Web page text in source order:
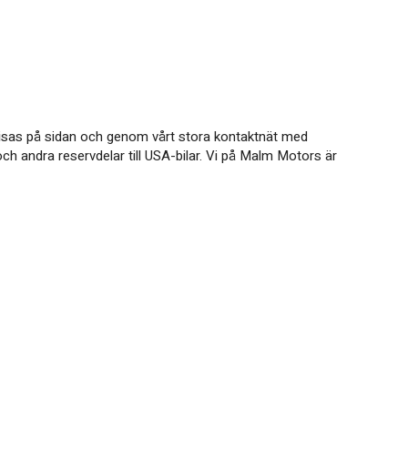
på sidan och genom vårt stora kontaktnät med
andra reservdelar till USA-bilar. Vi på Malm Motors är